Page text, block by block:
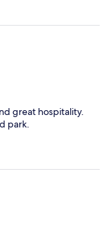
great hospitality.
park.